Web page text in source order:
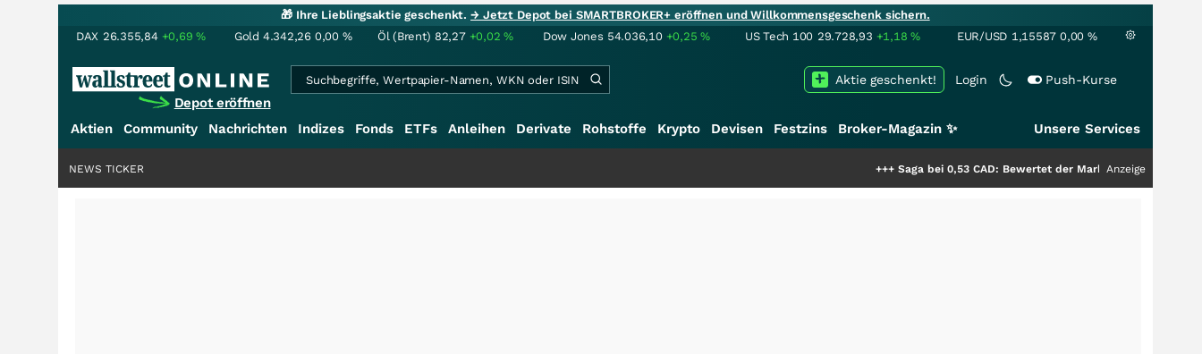
🎁 Ihre Lieblingsaktie geschenkt.→ Jetzt Depot bei SMARTBROKER+ eröffnen und Willkommensgeschenk sichern.
DAX 26.355,84 +0,69% Gold 4.342,26 0,00 % Öl (Brent) 82,27 +0,02% Dow Jones 54.036,10 +0,25% US Tech 100 29.728,93 +1,18% EUR/USD 1,15587 0,00 %
Depot eröffnen
Login Push-Kurse
Aktie geschenkt!
Aktien Community Nachrichten Indizes Fonds ETFs Anleihen Derivate Rohstoffe Krypto Devisen Festzins Broker-Magazin ✨ Unsere Services
Saga bei 0,53 CAD: Bewertet der Markt noch immer nur die Hälfte
Anzeige
NEWS TICKER